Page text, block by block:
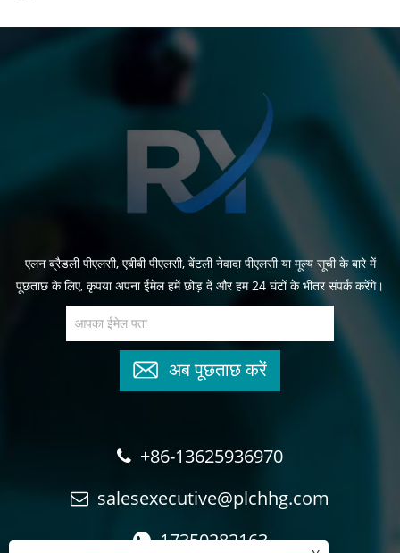
एलन ब्रैडली पीएलसी, एबीबी पीएलसी, बेंटली नेवादा पीएलसी या मूल्य सूची के बारे में
पूछताछ के लिए, कृपया अपना ईमेल हमें छोड़ दें और हम 24 घंटों के भीतर संपर्क करेंगे।
अब पूछताछ करें
+86-13625936970
salesexecutive@plchhg.com
17350282163